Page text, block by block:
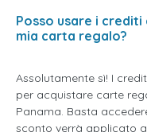
Posso usare i
mia carta regalo?
Assolutamente sì! I
per acquistare carte
Panama. Basta
sconto verrà applicato